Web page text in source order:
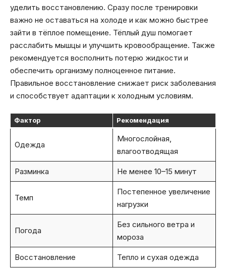
уделить восстановлению. Сразу после тренировки
важно не оставаться на холоде и как можно быстрее
зайти в тёплое помещение. Тёплый душ помогает
расслабить мышцы и улучшить кровообращение. Также
рекомендуется восполнить потерю жидкости и
обеспечить организму полноценное питание.
Правильное восстановление снижает риск заболевания
и способствует адаптации к холодным условиям.
Фактор Рекомендация
Одежда
Многослойная,
влагоотводящая
Разминка Не менее 10–15 минут
Темп
Постепенное увеличение
нагрузки
Погода
Без сильного ветра и
мороза
Восстановление Тепло и сухая одежда